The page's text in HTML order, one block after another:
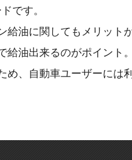
です。
油に関してもメリット
油出来るのがポイント。
、自動車ユーザーには